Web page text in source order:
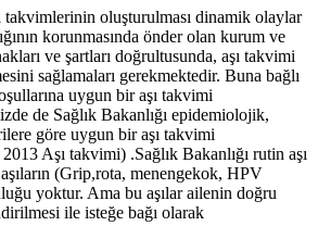
takvimlerinin oluşturulması dinamik olaylar
korunmasında önder olan kurum ve
ve şartları doğrultusunda, aşı takvimi
sağlamaları gerekmektedir. Buna bağlı
uygun bir aşı takvimi
de Sağlık Bakanlığı epidemiolojik,
göre uygun bir aşı takvimi
Aşı takvimi) .Sağlık Bakanlığı rutin aşı
aşıların (Grip,rota, menengekok, HPV
yoktur. Ama bu aşılar ailenin doğru
ile isteğe bağı olarak